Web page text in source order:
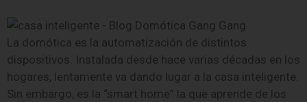
La domótica es la automatización de distintos
dispositivos. Instalada desde hace varias décadas en los
hogares, lentamente va dando lugar a la casa inteligente.
Sin embargo, es la “smart home” la que aprende de los